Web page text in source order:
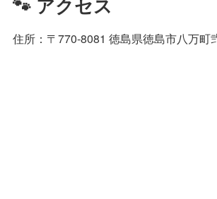
🐾 アクセス
住所：〒770-8081 徳島県徳島市八万町